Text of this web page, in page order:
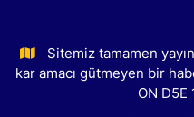
Sitemiz tamamen
kar amacı gütmeyen bir
ON D5E